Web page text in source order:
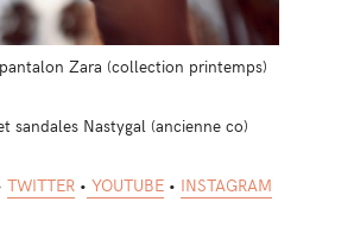
Zara (collection printemps)
sandales Nastygal (ancienne co)
TWITTER • YOUTUBE • INSTAGRAM